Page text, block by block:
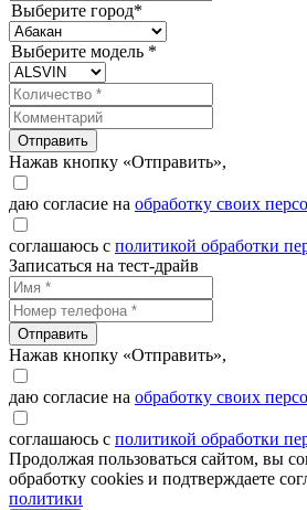
Выберите город*
Выберите модель *
Отправить
Нажав кнопку «Отправить»,
даю согласие на обработку своих
соглашаюсь с политикой обработки
Записаться на тест-драйв
Отправить
Нажав кнопку «Отправить»,
даю согласие на обработку своих
соглашаюсь с политикой обработки
Продолжая пользоваться сайтом, вы
обработку cookies и подтверждаете
политики